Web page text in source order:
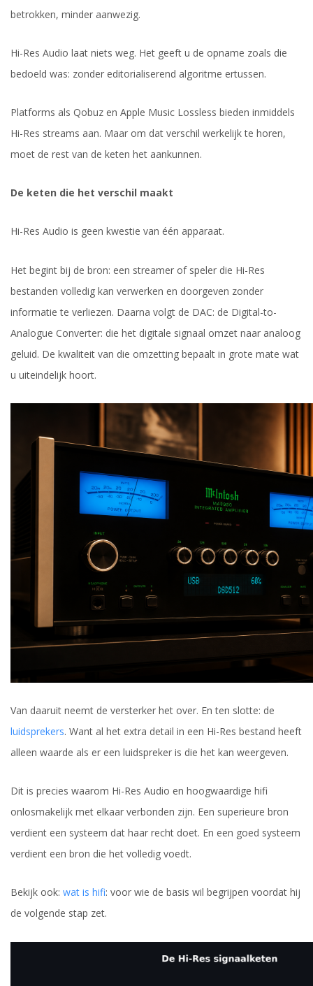
betrokken, minder aanwezig.
Hi-Res Audio laat niets weg. Het geeft u de opname zoals die
bedoeld was: zonder editorialiserend algoritme ertussen.
Platforms als Qobuz en Apple Music Lossless bieden inmiddels
Hi-Res streams aan. Maar om dat verschil werkelijk te horen,
moet de rest van de keten het aankunnen.
De keten die het verschil maakt
Hi-Res Audio is geen kwestie van één apparaat.
Het begint bij de bron: een streamer of speler die Hi-Res
bestanden volledig kan verwerken en doorgeven zonder
informatie te verliezen. Daarna volgt de DAC: de Digital-to-
Analogue Converter: die het digitale signaal omzet naar analoog
geluid. De kwaliteit van die omzetting bepaalt in grote mate wat
u uiteindelijk hoort.
Van daaruit neemt de versterker het over. En ten slotte: de
luidsprekers. Want al het extra detail in een Hi-Res bestand heeft
alleen waarde als er een luidspreker is die het kan weergeven.
Dit is precies waarom Hi-Res Audio en hoogwaardige hifi
onlosmakelijk met elkaar verbonden zijn. Een superieure bron
verdient een systeem dat haar recht doet. En een goed systeem
verdient een bron die het volledig voedt.
Bekijk ook: wat is hifi: voor wie de basis wil begrijpen voordat hij
de volgende stap zet.